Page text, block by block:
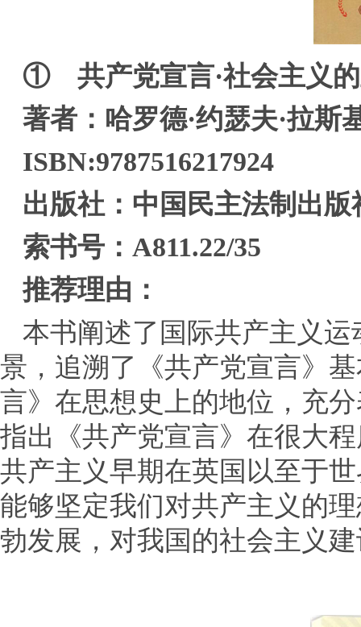
① 共产党宣言·社会主义
著者：哈罗德·约瑟夫·拉斯
ISBN:9787516217924
出版社：中国民主法制出版
索书号：A811.22/35
推荐理由：
本书阐述了国际共产主义
景，追溯了《共产党宣言》
言》在思想史上的地位，充
指出《共产党宣言》在很大
共产主义早期在英国以至于
能够坚定我们对共产主义的
勃发展，对我国的社会主义